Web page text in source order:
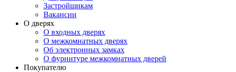
Застройщикам
Вакансии
О дверях
О входных дверях
О межкомнатных дверях
Об электронных замках
О фурнитуре межкомнатных дверей
Покупателю